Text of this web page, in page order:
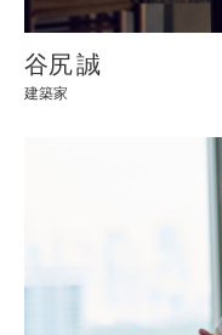
谷尻 誠
建築家